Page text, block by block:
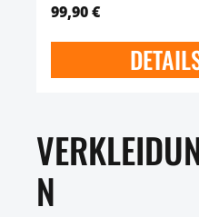
99,90 €
N